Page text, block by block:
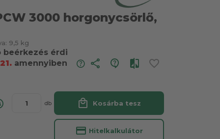
3000 horgonycsörlő,
9,5 kg
beérkezés érdi
amennyiben share
db local_mall Kosárba tesz
credit_card Hitelkalkulátor